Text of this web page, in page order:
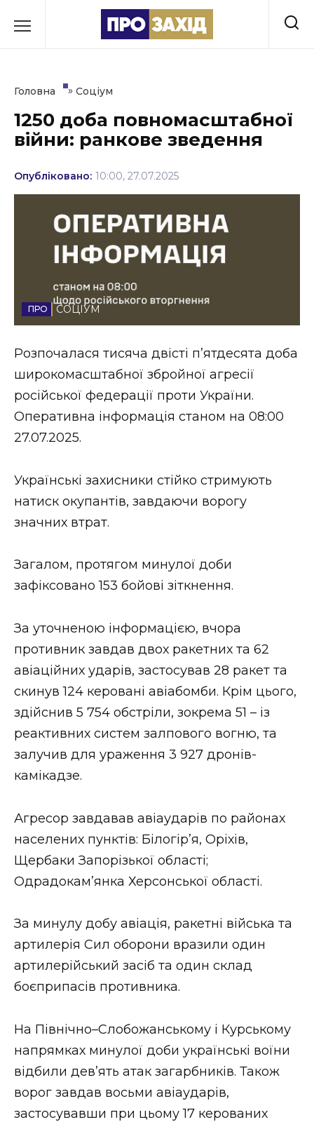
до
Культура
Освіта
Політика
Соціум
Спорт
Стиль життя
Втрачений Ужгород
Втрачений Ужгород (відеоверсія)
НОВИНИ ЗАХІДНОЇ УКРАЇНИ
ФОТО
ВІДЕО
Головна » Соціум
1250 доба повномасштабної
війни: ранкове зведення
Опубліковано: 10:00, 27.07.2025
СОЦІУМ
Розпочалася тисяча двісті пʼятдесята доба
широкомасштабної збройної агресії
російської федерації проти України.
Оперативна інформація станом на 08:00
27.07.2025.
Українські захисники стійко стримують
натиск окупантів, завдаючи ворогу
значних втрат.
Загалом, протягом минулої доби
зафіксовано 153 бойові зіткнення.
За уточненою інформацією, вчора
противник завдав двох ракетних та 62
авіаційних ударів, застосував 28 ракет та
скинув 124 керовані авіабомби. Крім цього,
здійснив 5 754 обстріли, зокрема 51 – із
реактивних систем залпового вогню, та
залучив для ураження 3 927 дронів-
камікадзе.
Агресор завдавав авіаударів по районах
населених пунктів: Білогір’я, Оріхів,
Щербаки Запорізької області;
Одрадокам’янка Херсонської області.
За минулу добу авіація, ракетні війська та
артилерія Сил оборони вразили один
артилерійський засіб та один склад
боєприпасів противника.
На Північно–Слобожанському і Курському
напрямках минулої доби українські воїни
відбили дев’ять атак загарбників. Також
ворог завдав восьми авіаударів,
застосувавши при цьому 17 керованих